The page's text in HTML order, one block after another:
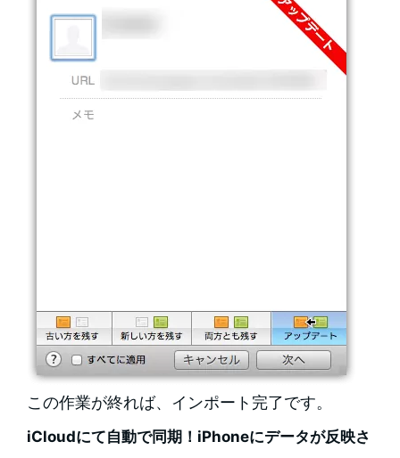
この作業が終れば、インポート完了です。
iCloudにて自動で同期！iPhoneにデータが反映さ